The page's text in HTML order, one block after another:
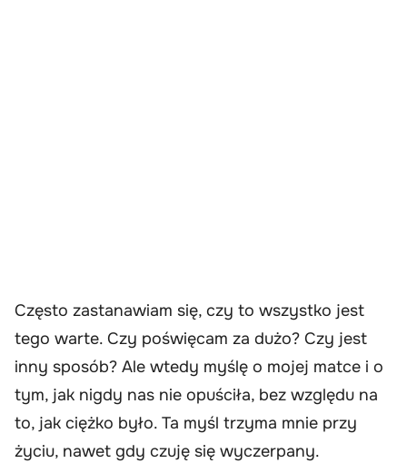
Często zastanawiam się, czy to wszystko jest
tego warte. Czy poświęcam za dużo? Czy jest
inny sposób? Ale wtedy myślę o mojej matce i o
tym, jak nigdy nas nie opuściła, bez względu na
to, jak ciężko było. Ta myśl trzyma mnie przy
życiu, nawet gdy czuję się wyczerpany.